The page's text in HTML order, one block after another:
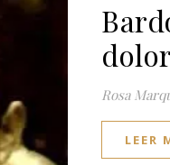
Rosa
LEER